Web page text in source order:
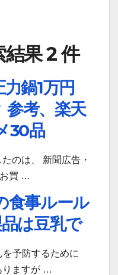
結果 2 件
鍋1万円
参考、楽天
30品
のは、 新聞広告・
買 …
食事ルール
は豆乳で
予防するために
りますが …